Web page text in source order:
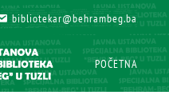
bibliotekar@behrambeg.ba
bibliotekar@behrambeg.ba
POČETNA
POČETNA